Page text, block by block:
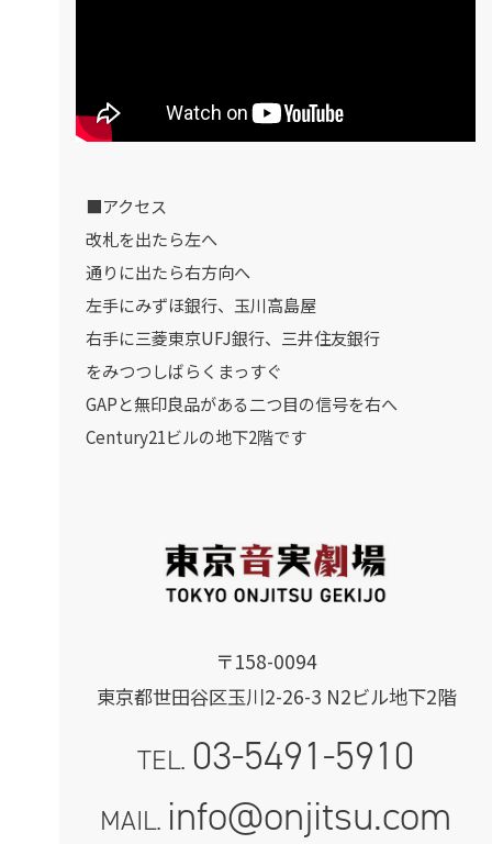
〒158-0094
東京都世田谷区玉川2-26-3 N2ビル地下2階
TEL. 03-5491-5910
MAIL. info@onjitsu.com
■アクセス
改札を出たら左へ
通りに出たら右方向へ
左手にみずほ銀行、玉川高島屋
右手に三菱東京UFJ銀行、三井住友銀行
をみつつしばらくまっすぐ
GAPと無印良品がある二つ目の信号を右へ
Century21ビルの地下2階です